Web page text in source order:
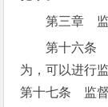
第三章
第十六条
为，可以进行
第十七条 监督